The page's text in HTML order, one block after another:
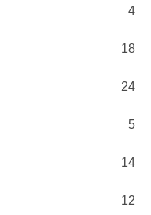
4
18
24
5
14
12